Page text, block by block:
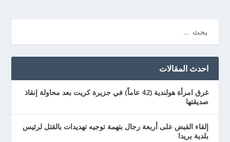
احدث المقالات
غرق امرأة هولندية (42 عاماً) في جزيرة كريت بعد محاولة إنقاذ
صديقتها
إلقاء القبض على أربعة رجال بتهمة توجيه تهديدات بالقتل لرئيس
بلدية بريدا